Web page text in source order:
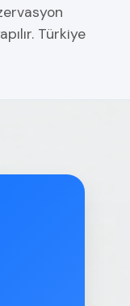
Türkiye